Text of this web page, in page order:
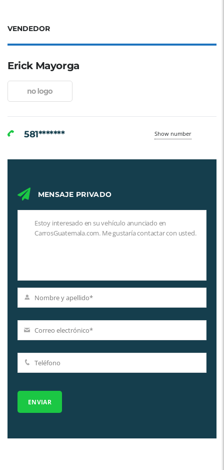
VENDEDOR
Erick Mayorga
581******* Show number
MENSAJE PRIVADO